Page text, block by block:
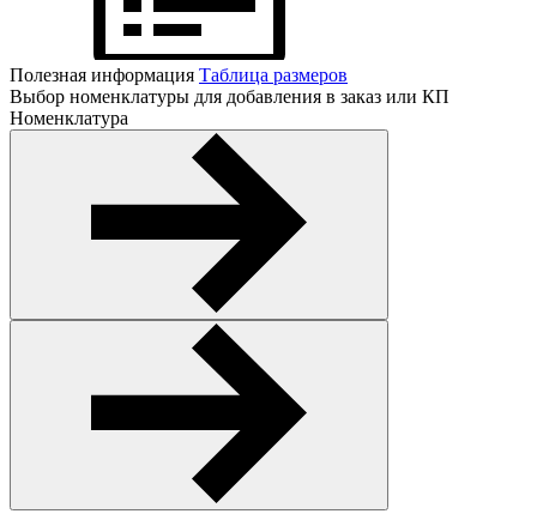
Полезная информация Таблица размеров
Выбор номенклатуры для добавления в заказ или КП
Номенклатура